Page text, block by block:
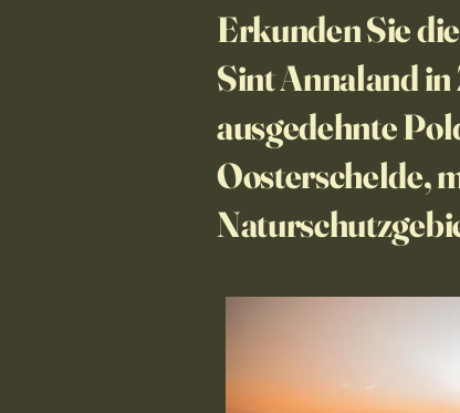
Erkunden Sie
Sint Annaland in
ausgedehnte
Oosterschelde,